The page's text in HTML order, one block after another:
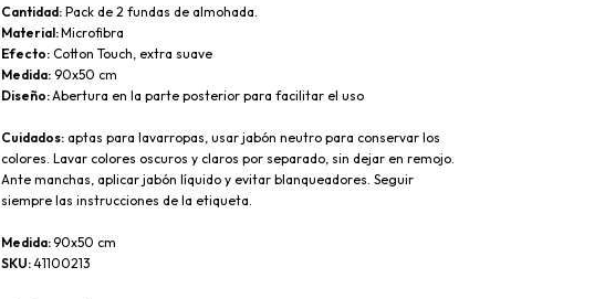
Cantidad: Pack de 2 fundas de almohada.
Material: Microfibra
Efecto: Cotton Touch, extra suave
Medida: 90x50 cm
Diseño: Abertura en la parte posterior para facilitar el uso
Cuidados: aptas para lavarropas, usar jabón neutro para conservar los
colores. Lavar colores oscuros y claros por separado, sin dejar en remojo.
Ante manchas, aplicar jabón líquido y evitar blanqueadores. Seguir
siempre las instrucciones de la etiqueta.
Medida: 90x50 cm
SKU: 41100213